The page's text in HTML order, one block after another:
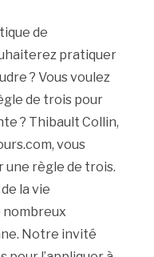
de
pratiquer
? Vous voulez
de trois pour
? Thibault Collin,
vous
règle de trois.
la vie
nombreux
Notre invité